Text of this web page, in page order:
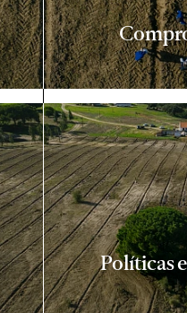
Políticas